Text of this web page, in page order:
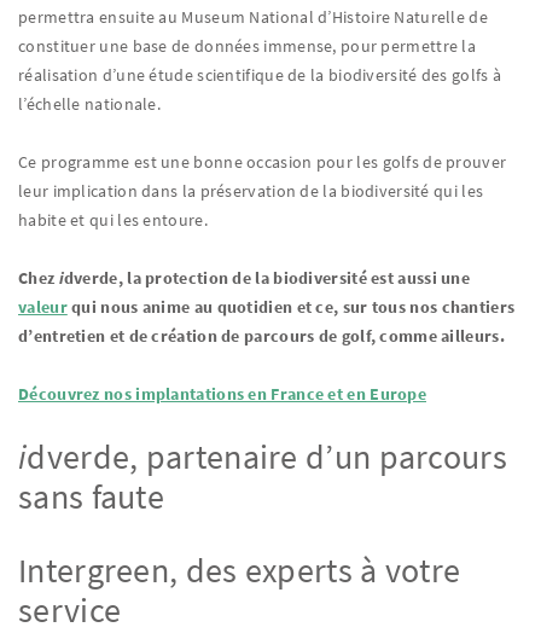
permettra ensuite au Museum National d’Histoire Naturelle de
constituer une base de données immense, pour permettre la
réalisation d’une étude scientifique de la biodiversité des golfs à
l’échelle nationale.
Ce programme est une bonne occasion pour les golfs de prouver
leur implication dans la préservation de la biodiversité qui les
habite et qui les entoure.
Chez idverde, la protection de la biodiversité est aussi une
valeurqui nous anime au quotidien et ce, sur tous nos chantiers
d’entretien et de création de parcours de golf, comme ailleurs.
Découvrez nos implantations en France et en Europe
idverde, partenaire d’un parcours
sans faute
Intergreen, des experts à votre
service